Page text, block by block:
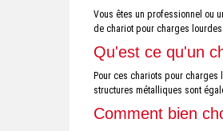
Vous êtes un professionnel ou
de chariot pour charges
Qu'est ce qu'un
Pour ces chariots pour charges
structures métalliques sont
Comment bien